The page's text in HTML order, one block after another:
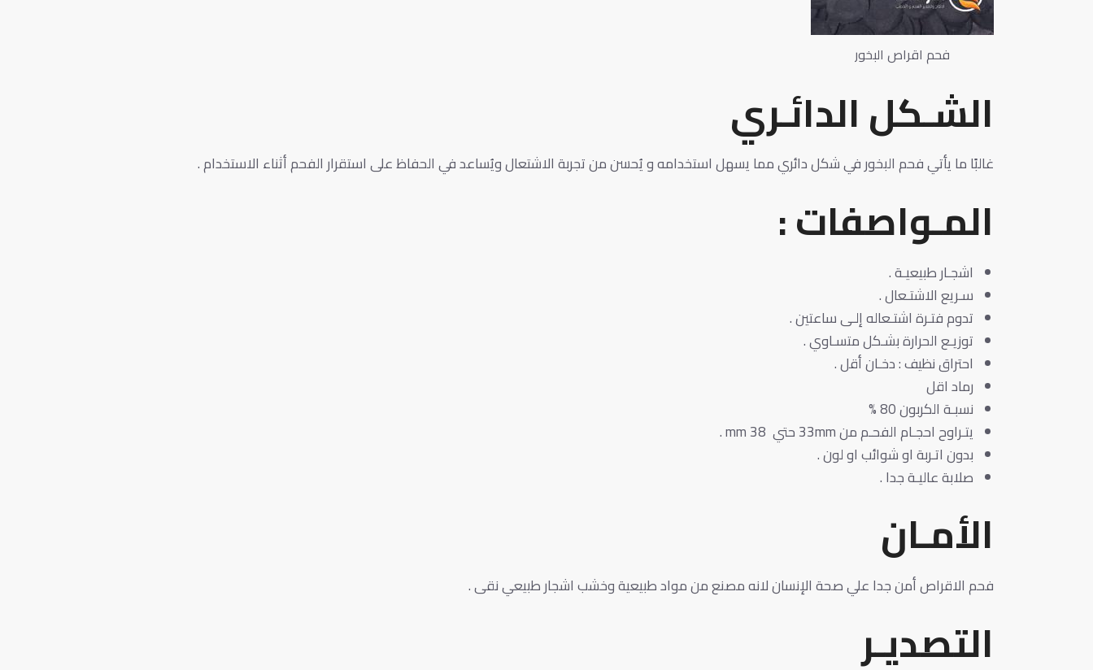
فحم اقراص البخور
الشـكل الدائـري
غالبًا ما يأتي فحم البخور في شكل دائري مما يسهل استخدامه و يُحسن من تجربة الاشتعال ويُساعد في الحفاظ على استقرار الفحم أثناء الاستخدام .
المـواصفات :
اشجـار طبيعيـة .
سـريع الاشتـعال .
تدوم فتـرة اشتـعاله إلـى ساعتين .
توزيـع الحرارة بشـكل متسـاوي .
احتراق نظيف : دخـان أقل .
رماد اقل
نسبـة الكربون 80 %
يتـراوح احجـام الفحـم من 33mm حتي 38 mm .
بدون اتـربة او شوائب او لون .
صلابة عاليـة جدا .
الأمـان
فحم الاقراص أمن جدا علي صحة الإنسان لانه مصنع من مواد طبيعية وخشب اشجار طبيعي نقى .
التصديـر